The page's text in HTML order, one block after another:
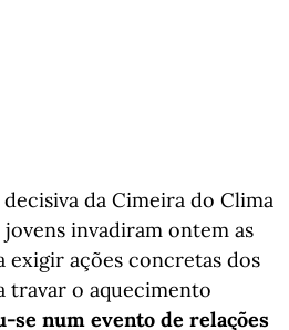
da Cimeira do Clima
jovens invadiram ontem as
exigir ações concretas dos
travar o aquecimento
se num evento de relações